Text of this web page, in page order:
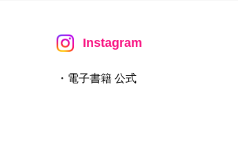
Instagram
・電子書籍 公式